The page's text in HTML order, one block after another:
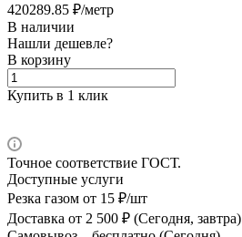
420289.85 ₽/метр
В наличии
Нашли дешевле?
В корзину
Купить в 1 клик
Точное соответствие ГОСТ.
Доступные услуги
Резка газом от 15 ₽/шт
Доставка от 2 500 ₽ (Сегодня, завтра)